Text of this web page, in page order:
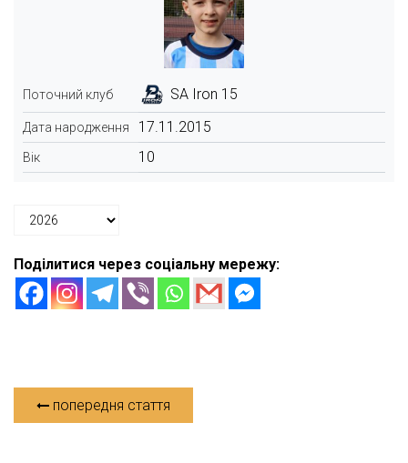
Поточний клуб SA Iron 15
Дата народження 17.11.2015
Вік 10
Поділитися через соціальну мережу:
попередня стаття